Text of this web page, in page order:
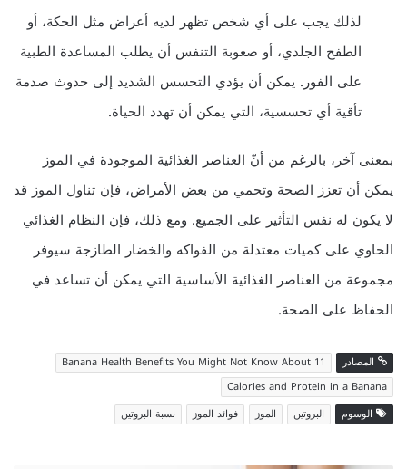
لذلك يجب على أي شخص تظهر لديه أعراض مثل الحكة، أو
الطفح الجلدي، أو صعوبة التنفس أن يطلب المساعدة الطبية
على الفور. يمكن أن يؤدي التحسس الشديد إلى حدوث صدمة
تأقية أي تحسسية، التي يمكن أن تهدد الحياة.
بمعنى آخر، بالرغم من أنّ العناصر الغذائية الموجودة في الموز
يمكن أن تعزز الصحة وتحمي من بعض الأمراض، فإن تناول الموز قد
لا يكون له نفس التأثير على الجميع. ومع ذلك، فإن النظام الغذائي
الحاوي على كميات معتدلة من الفواكه والخضار الطازجة سيوفر
مجموعة من العناصر الغذائية الأساسية التي يمكن أن تساعد في
الحفاظ على الصحة.
المصادر
11 Banana Health Benefits You Might Not Know About
Calories and Protein in a Banana
الوسوم
البروتين الموز فوائد الموز نسبة البروتين